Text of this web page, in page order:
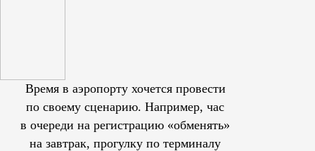
Время в аэропорту хочется провести
по своему сценарию. Например, час
в очереди на регистрацию «обменять»
на завтрак, прогулку по терминалу